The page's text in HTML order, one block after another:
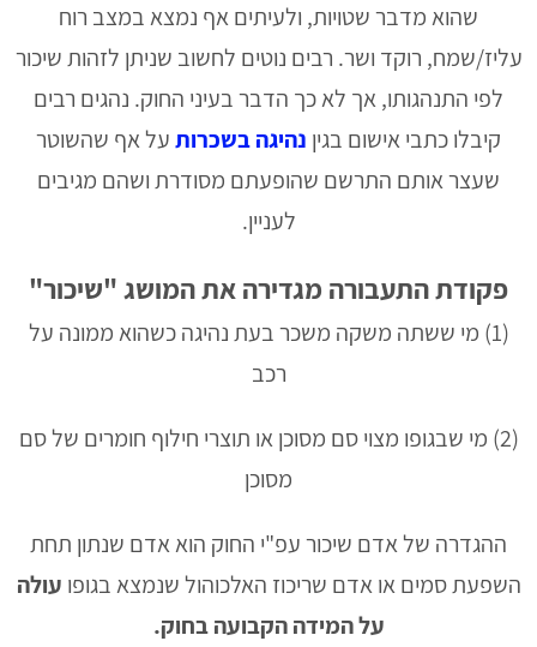
שהוא מדבר שטויות, ולעיתים אף נמצא במצב רוח
עליז/שמח, רוקד ושר. רבים נוטים לחשוב שניתן לזהות שיכור
לפי התנהגותו, אך לא כך הדבר בעיני החוק. נהגים רבים
קיבלו כתבי אישום בגין נהיגה בשכרותעל אף שהשוטר
שעצר אותם התרשם שהופעתם מסודרת ושהם מגיבים
לעניין.
פקודת התעבורה מגדירה את המושג "שיכור"
(1) מי ששתה משקה משכר בעת נהיגה כשהוא ממונה על
רכב
(2) מי שבגופו מצוי סם מסוכן או תוצרי חילוף חומרים של סם
מסוכן
ההגדרה של אדם שיכור עפ"י החוק הוא אדם שנתון תחת
השפעת סמים או אדם שריכוז האלכוהול שנמצא בגופו עולה
על המידה הקבועה בחוק.